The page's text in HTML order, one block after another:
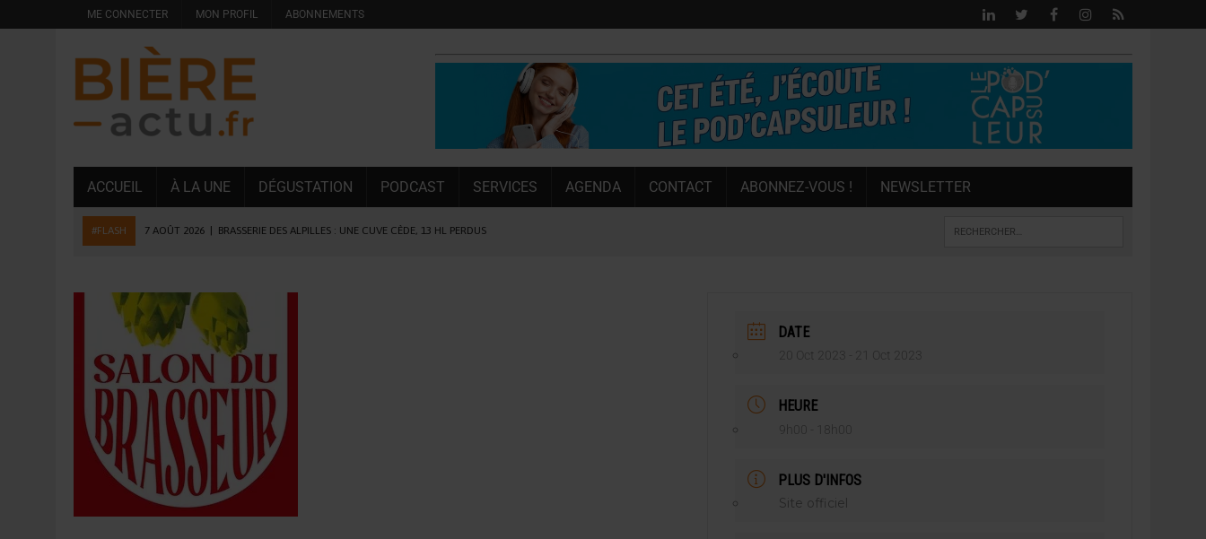
ME CONNECTER MON PROFIL ABONNEMENTS
ACCUEIL À LA UNE DÉGUSTATION PODCAST SERVICES AGENDA CONTACT ABONNEZ-VOUS ! NEWSLETTER
#FLASH 7 AOÛT 2026 BRASSERIE DES ALPILLES : UNE CUVE CÈDE, 13 HL PERDUS
6 AOÛT 2026 | SAVERNE : LA FÊTE DE LA BIÈRE SOUFFLE SA 15E BOUGIE
5 AOÛT 2026 HEINEKEN A SUPPRIMÉ 3 000 POSTES AU PREMIER SEMESTRE
5 AOÛT 2026 | ISÈRE : LA BRASSERIE DU DAUPHINÉ AUGMENTE SA CAPACITÉ DE 50 %
4 AOÛT 2026 | DESPERADOS AVENIDA : 3 INNOVATIONS LATINES DE L’ÉTÉ
4 AOÛT 2026 LA GÉNÉRATION Z ET LA MODÉRATION RÉINVENTENT LE MARCHÉ [ÉTUDE]
7 AOÛT 2026 LES EXPORTATIONS DE L’UE CHUTENT DE 11 % EN 2025
DATE
20 Oct 2023 - 21 Oct 2023
HEURE
9h00 - 18h00
PLUS D'INFOS
Site officiel